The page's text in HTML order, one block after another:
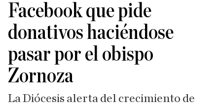
Facebook que pide
donativos haciéndose
pasar por el obispo
Zornoza
La Diócesis alerta del crecimiento de